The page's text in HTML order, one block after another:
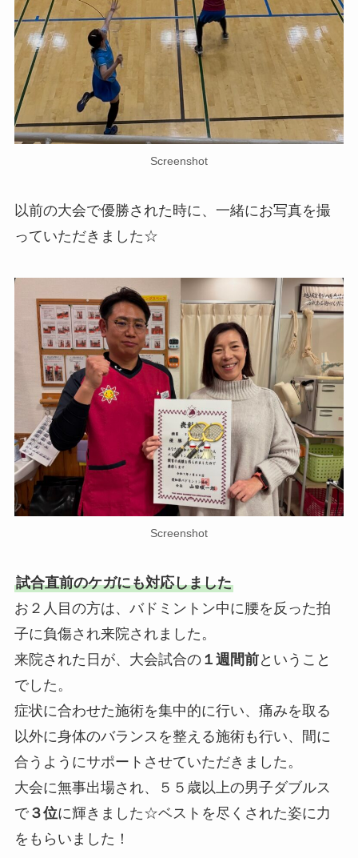
Screenshot
以前の大会で優勝された時に、一緒にお写真を撮
っていただきました☆
Screenshot
試合直前のケガにも対応しました
お２人目の方は、バドミントン中に腰を反った拍
子に負傷され来院されました。
来院された日が、大会試合の１週間前ということ
でした。
症状に合わせた施術を集中的に行い、痛みを取る
以外に身体のバランスを整える施術も行い、間に
合うようにサポートさせていただきました。
大会に無事出場され、５５歳以上の男子ダブルス
で３位に輝きました☆ベストを尽くされた姿に力
をもらいました！